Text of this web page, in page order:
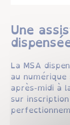
Une
La MSA
au
après-midi à
sur